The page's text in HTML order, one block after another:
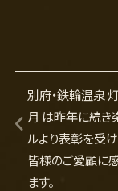
別府・鉄輪温泉
月 は昨年に続き
ルより表彰を受け
皆様のご愛顧に
ます。